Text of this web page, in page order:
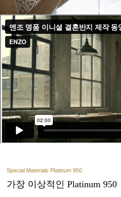
Special Materials Platinum 950
가장 이상적인 Platinum 950